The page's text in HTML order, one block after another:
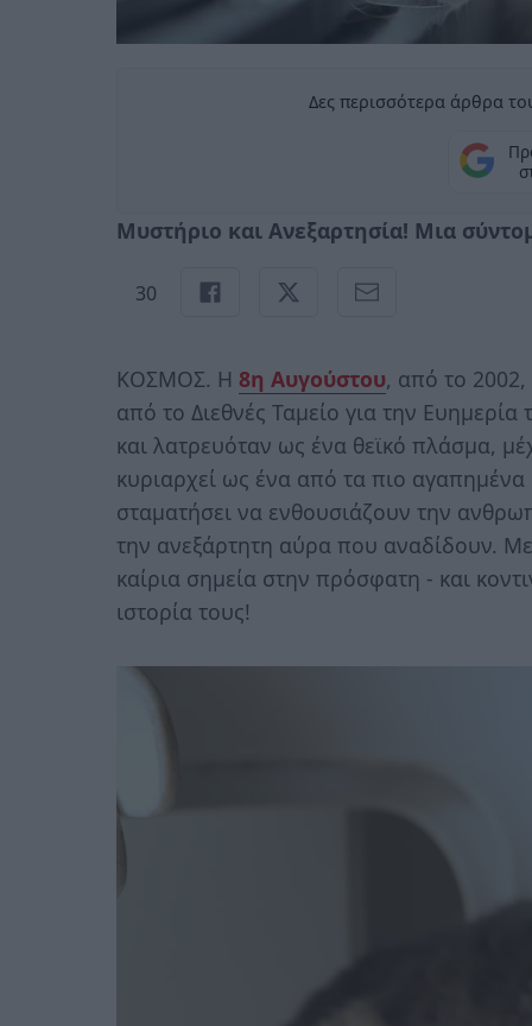
Δες περισσότερα άρθρα
Μυστήριο και Ανεξαρτησία! Μια
30
ΚΟΣΜΟΣ. Η 8η Αυγούστου, από το 2002,
από το Διεθνές Ταμείο για την
και λατρευόταν ως ένα θεϊκό πλάσμα,
κυριαρχεί ως ένα από τα πιο
σταματήσει να ενθουσιάζουν την
την ανεξάρτητη αύρα που αναδίδουν.
καίρια σημεία στην πρόσφατη - και
ιστορία τους!